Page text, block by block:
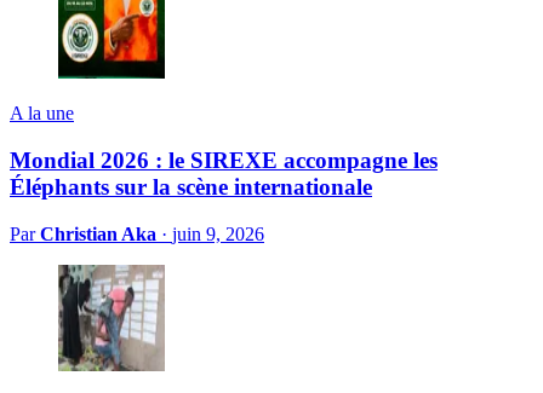
A la une
Mondial 2026 : le SIREXE accompagne les
Éléphants sur la scène internationale
ParChristian Aka · juin 9, 2026